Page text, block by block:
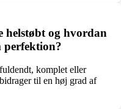
og hvordan
perfektion?
komplet eller
til en høj grad af